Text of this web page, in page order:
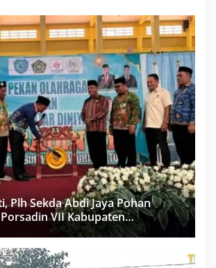
Plh Sekda Abdi Jaya Pohan
VII Kabupaten